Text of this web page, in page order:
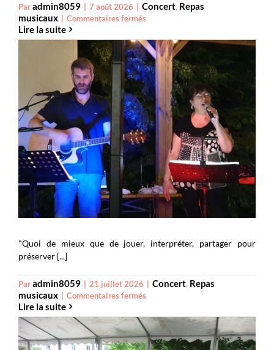
Paradmin8059 7 août 2026 Concert, Repas
musicaux
Commentaires ferméssur
8
–
septembre
Lire la suite
Ad libitum
"Quoi de mieux que de jouer, interpréter, partager pour
préserver [...]
Paradmin8059 21 juillet 2026 Concert, Repas
musicaux
Commentaires ferméssur
libitum
Lire la suite